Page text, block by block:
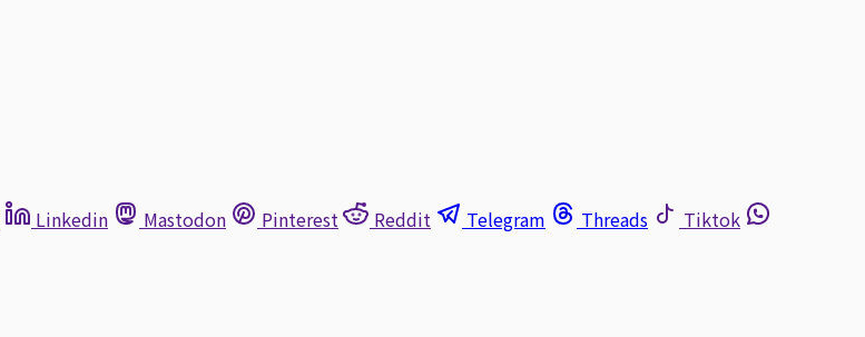
Linkedin Mastodon Pinterest Reddit Telegram Threads
Tiktok